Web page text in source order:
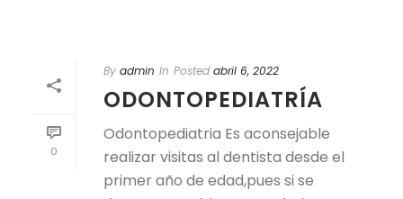
0
By admin In Posted abril 6, 2022
ODONTOPEDIATRÍA
Odontopediatria Es aconsejable
realizar visitas al dentista desde el
primer año de edad,pues si se